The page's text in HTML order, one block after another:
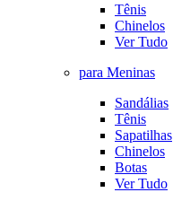
Tênis
Chinelos
Ver Tudo
para Meninas
Sandálias
Tênis
Sapatilhas
Chinelos
Botas
Ver Tudo